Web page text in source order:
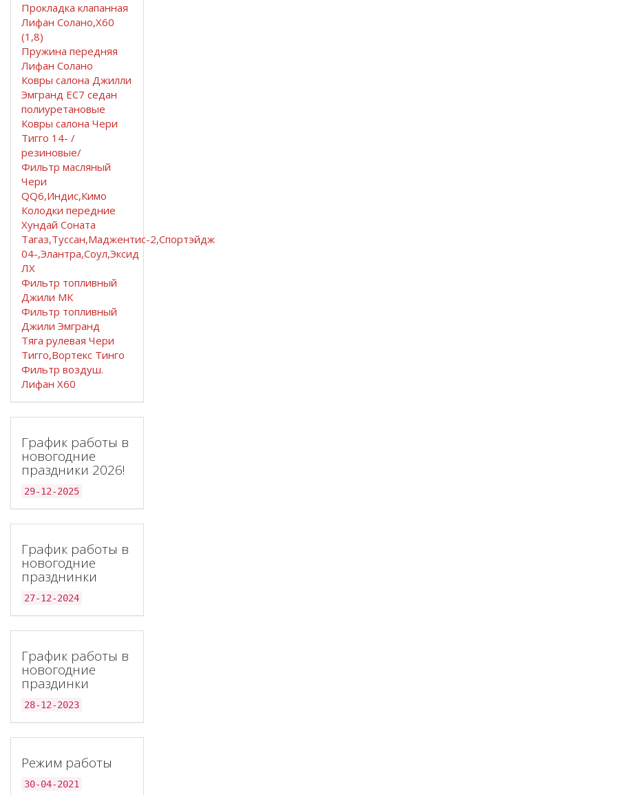
Прокладка клапанная
Лифан Солано,Х60
(1,8)
Пружина передняя
Лифан Солано
Ковры салона Джилли
Эмгранд EC7 седан
полиуретановые
Ковры салона Чери
Тигго 14- /
резиновые/
Фильтр масляный
Чери
QQ6,Индис,Кимо
Колодки передние
Хундай Соната
Тагаз,Туссан,Маджентис-2,Спортэйдж
04-,Элантра,Соул,Эксид
ЛХ
Фильтр топливный
Джили МК
Фильтр топливный
Джили Эмгранд
Тяга рулевая Чери
Тигго,Вортекс Тинго
Фильтр воздуш.
Лифан Х60
График работы в
новогодние
праздники 2026!
29-12-2025
График работы в
новогодние
празднинки
27-12-2024
График работы в
новогодние
праздинки
28-12-2023
Режим работы
30-04-2021